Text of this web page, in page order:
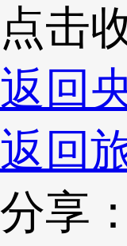
点击
返回
返回
分享：